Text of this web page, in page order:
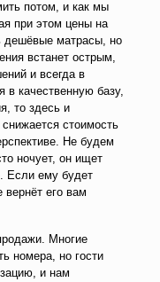
потом, и как мы
при этом цены на
дешёвые матрасы, но
встанет острым,
и всегда в
качественную базу,
то здесь и
стоимость
Не будем
ночует, он ищет
Если ему будет
вернёт его вам
Многие
номера, но гости
и нам